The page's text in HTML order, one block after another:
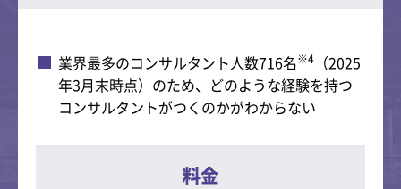
業界最多のコンサルタント人数716名※4
（2025
年3月末時点）のため、どのような経験を持つ
コンサルタントがつくのかがわからない
料金